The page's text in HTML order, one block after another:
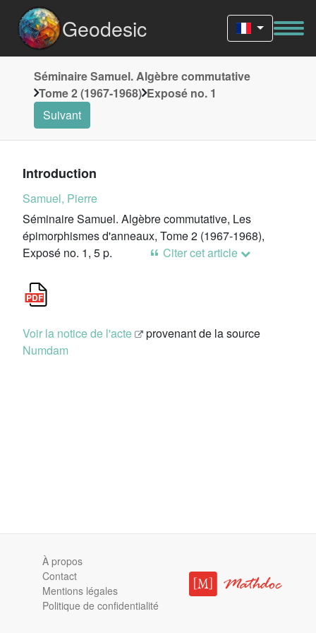
Geodesic
Séminaire Samuel. Algèbre commutative
Tome 2 (1967-1968) Exposé no. 1
Suivant
Introduction
Samuel, Pierre
Séminaire Samuel. Algèbre commutative, Les
épimorphismes d'anneaux, Tome 2 (1967-1968),
Exposé no. 1, 5 p.
Citer cet article
Voir la notice de l'acte
provenant de la source
Numdam
À propos
Contact
Mentions légales
Politique de confidentialité